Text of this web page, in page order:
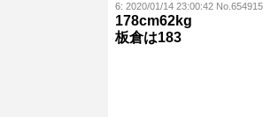
6: 2020/01/14 23:00:42
178cm62kg
板倉は183